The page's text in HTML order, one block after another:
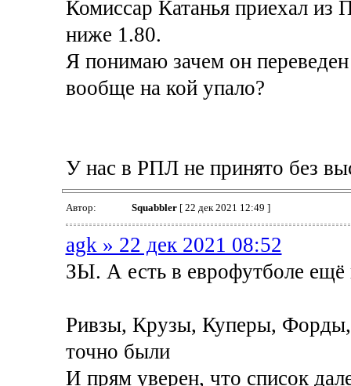
Комиссар Катанья приехал из
ниже 1.80.
Я понимаю зачем он
вообще на кой упало?
У нас в РПЛ не принято без
Автор: Squabbler[ 22 дек 2021 12:49 ]
agk » 22 дек 2021 08:52
ЗЫ. А есть в еврофутболе ещё
Ривзы, Крузы, Куперы,
точно были
И прям уверен, что список